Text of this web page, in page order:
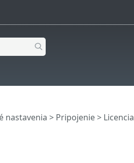
nastavenia > Pripojenie> Licencia